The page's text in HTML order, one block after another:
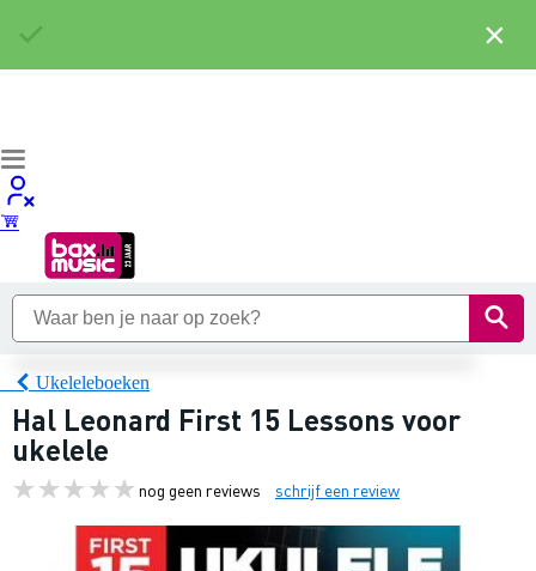
Ukeleleboeken
Hal Leonard First 15 Lessons voor
ukelele
nog geen reviews schrijf een review
×